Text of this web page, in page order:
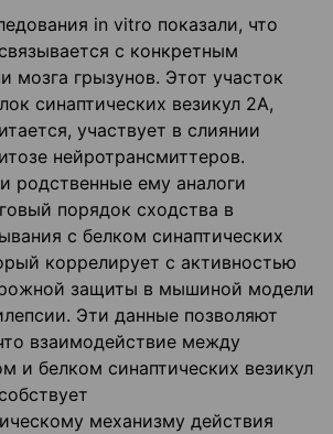
in vitro показали, что
с конкретным
мозга грызунов. Этот участок
синаптических везикул 2А,
участвует в слиянии
нейротрансмиттеров.
родственные ему аналоги
порядок сходства в
с белком синаптических
коррелирует с активностью
защиты в мышиной модели
Эти данные позволяют
взаимодействие между
и белком синаптических везикул
механизму действия